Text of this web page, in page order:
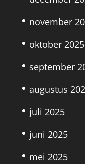
november
oktober 2025
september
augustus
juli 2025
juni 2025
mei 2025